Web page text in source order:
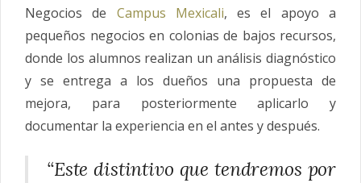
Negocios de Campus Mexicali, es el apoyo a
pequeños negocios en colonias de bajos recursos,
donde los alumnos realizan un análisis diagnóstico
y se entrega a los dueños una propuesta de
mejora, para posteriormente aplicarlo y
documentar la experiencia en el antes y después.
“Este distintivo que tendremos por